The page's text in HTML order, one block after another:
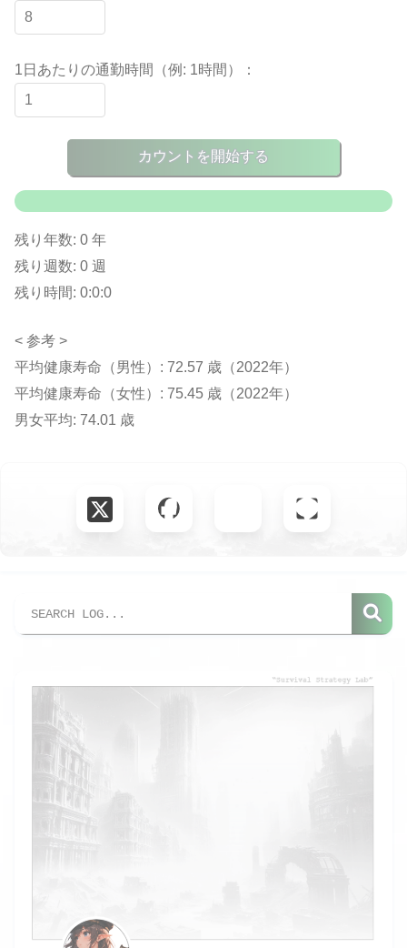
1日あたりの通勤時間（例: 1時間）：
カウントを開始する
残り年数: 0 年
残り週数: 0 週
残り時間: 0:0:0
< 参考 >
平均健康寿命（男性）: 72.57 歳（2022年）
平均健康寿命（女性）: 75.45 歳（2022年）
男女平均: 74.01 歳